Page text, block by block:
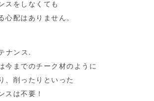
スをしなくても
心配はありません。
ナンス.
今までのチーク材のように
、削ったりといった
スは不要！